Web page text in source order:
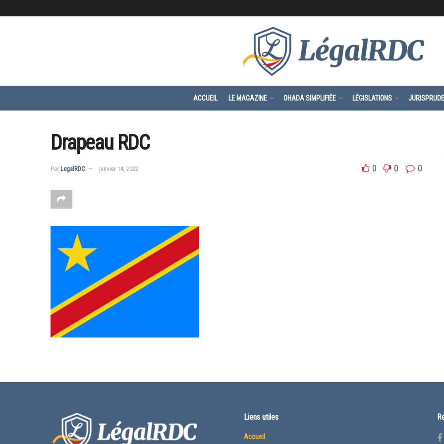
ACCUEIL LE MAGAZINE OHADA SIMPLIFIÉE LÉGISLATIONS
Drapeau RDC
Par LegalRDC janvier 14, 2022 0 0 0
Liens utiles
Accueil